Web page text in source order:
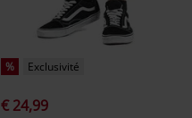
% Exclusivité
€ 24,99